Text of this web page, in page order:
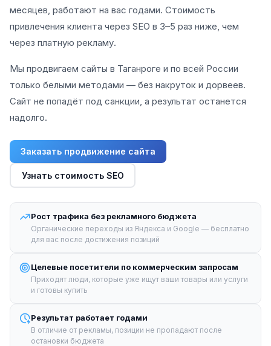
месяцев, работают на вас годами. Стоимость
привлечения клиента через SEO в 3–5 раз ниже, чем
через платную рекламу.
Мы продвигаем сайты в Таганроге и по всей России
только белыми методами — без накруток и дорвеев.
Сайт не попадёт под санкции, а результат останется
надолго.
Заказать продвижение сайта
Узнать стоимость SEO
Рост трафика без рекламного бюджета
Органические переходы из Яндекса и Google — бесплатно
для вас после достижения позиций
Целевые посетители по коммерческим запросам
Приходят люди, которые уже ищут ваши товары или услуги
и готовы купить
Результат работает годами
В отличие от рекламы, позиции не пропадают после
остановки бюджета